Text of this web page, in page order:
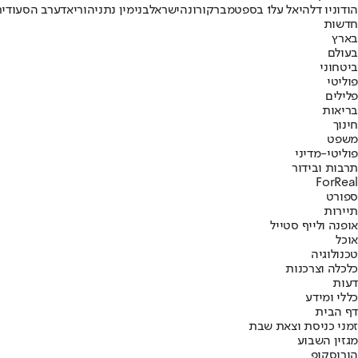
הודוניו דלהיאל על1 בספטמבר קורונהישראלבנימין נתניהוריאדערב
חדשות
בארץ
בעולם
ביטחוני
פוליטי
פלילים
בריאות
חינוך
משפט
פוליטי-מדיני
תרבות ובידור
ForReal
ספורט
תיירות
אופנה ולייף סטייל
אוכל
טכנולוגיה
כלכלה וצרכנות
דעות
כללי ומידע
דף הבית
זמני כניסת וצאת שבת
מגזין השבוע